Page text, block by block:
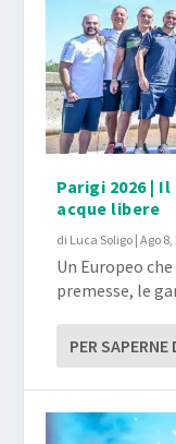
Parigi 2026 |
acque libere
di Luca Soligo |Ago 8,
Un Europeo
premesse, le
PER SAPERNE